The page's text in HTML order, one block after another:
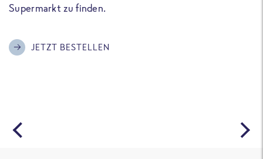
Supermarkt zu finden.
JETZT BESTELLEN